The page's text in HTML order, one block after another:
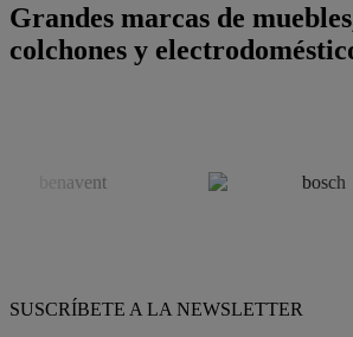
Grandes marcas de
colchones y
SUSCRÍBETE A LA NEWSLETTER